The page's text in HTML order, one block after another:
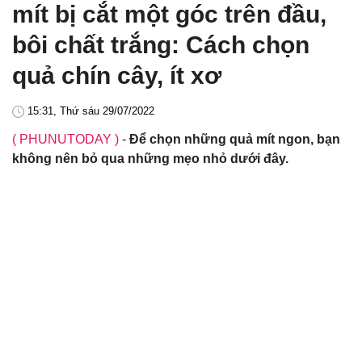
mít bị cắt một góc trên đầu,
bôi chất trắng: Cách chọn
quả chín cây, ít xơ
15:31, Thứ sáu 29/07/2022
( PHUNUTODAY ) - Để chọn những quả mít ngon, bạn
không nên bỏ qua những mẹo nhỏ dưới đây.